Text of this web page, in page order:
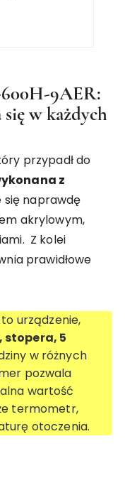
9AER:
w każdych
przypadł do
z
się naprawdę
akrylowym,
Z kolei
prawidłowe
urządzenie,
stopera, 5
w różnych
pozwala
wartość
termometr,
otoczenia.